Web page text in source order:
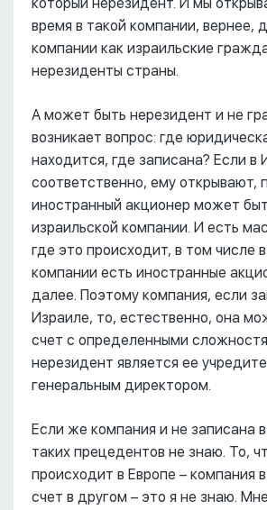
который нерезидент. И мы
время в такой компании, вернее,
компании как израильские
нерезиденты страны.
А может быть нерезидент и не
возникает вопрос: где
находится, где записана? Если в
соответственно, ему открывают,
иностранный акционер может
израильской компании. И есть
где это происходит, в том числе
компании есть иностранные
далее. Поэтому компания, если
Израиле, то, естественно, она
счет с определенными
нерезидент является ее
генеральным директором.
Если же компания и не записана
таких прецедентов не знаю. То,
происходит в Европе – компания
счет в другом – это я не знаю.